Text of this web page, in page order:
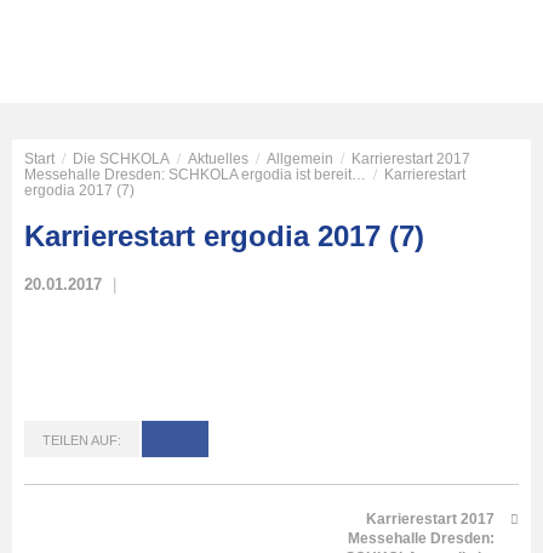
Start / Die SCHKOLA / Aktuelles / Allgemein / Karrierestart 2017
Messehalle Dresden: SCHKOLA ergodia ist bereit… / Karrierestart
ergodia 2017 (7)
Karrierestart ergodia 2017 (7)
20.01.2017
TEILEN AUF:
Karrierestart 2017
Messehalle Dresden: